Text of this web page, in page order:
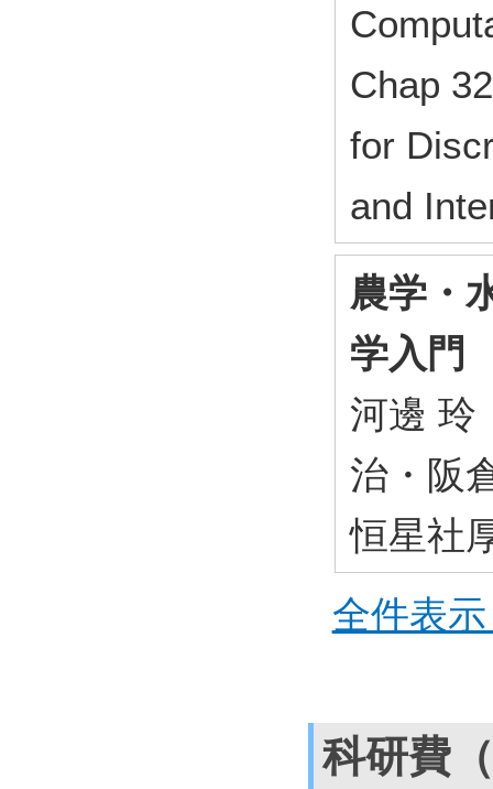
Chap
for
and
農学・
学入門
河邊 玲
治・阪
恒星社
全件表
科研費